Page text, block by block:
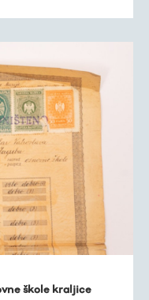
škole kraljice